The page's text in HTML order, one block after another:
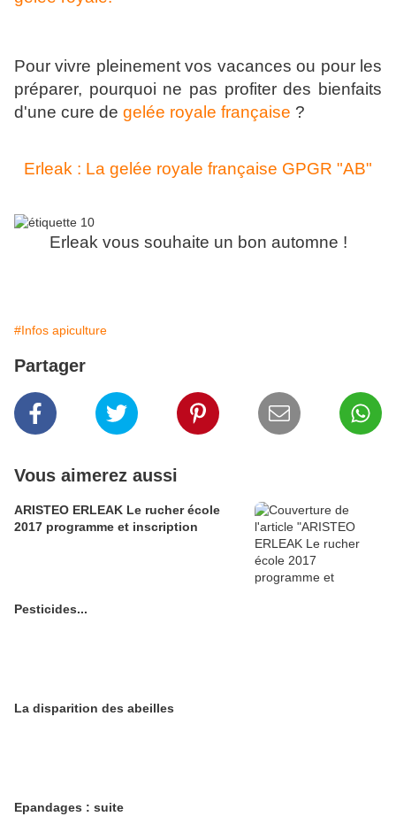
Pour vivre pleinement vos vacances ou pour les
préparer, pourquoi ne pas profiter des bienfaits
d'une cure de gelée royale française ?
Erleak : La gelée royale française GPGR "AB"
Erleak vous souhaite un bon automne !
#Infos apiculture
Partager
Vous aimerez aussi
ARISTEO ERLEAK Le rucher école
2017 programme et inscription
Pesticides...
La disparition des abeilles
Epandages : suite